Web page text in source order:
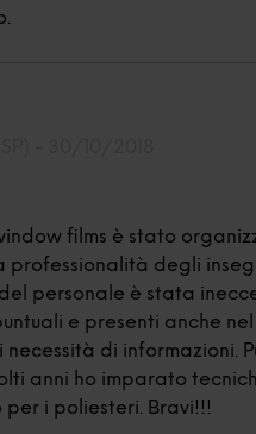
films è stato
professionalità degli
personale è stata
e presenti anche
necessità di informazioni.
anni ho imparato
i poliesteri. Bravi!!!